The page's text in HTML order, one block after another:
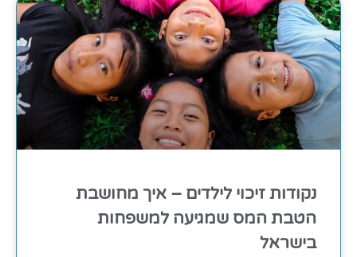
נקודות זיכוי לילדים – איך מחושבת
הטבת המס שמגיעה למשפחות
בישראל